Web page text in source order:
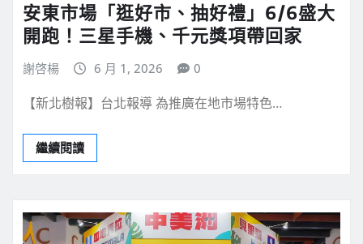
安東市場「逛好市、抽好禮」6/6盛大
開跑！三星手機、千元獎項帶回家
謝啓楊 6 月 1, 2026 0
【新北樹報】台北報導 為推廣在地市場特色…
繼續閱讀